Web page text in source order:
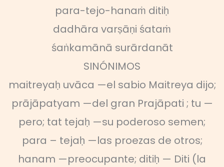
para-tejo-hanaṁ ditiḥ
dadhāra varṣāṇi śataṁ
śaṅkamānā surārdanāt
SINÓNIMOS
maitreyaḥ uvāca —el sabio Maitreya dijo;
prājāpatyam —del gran Prajāpati ; tu —
pero; tat tejaḥ —su poderoso semen;
para – tejaḥ —las proezas de otros;
hanam —preocupante; ditiḥ — Diti (la